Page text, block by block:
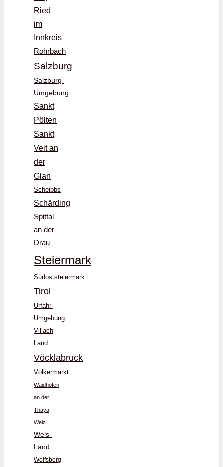
Ried
im
Innkreis
Rohrbach
Salzburg
Salzburg-
Umgebung
Sankt
Pölten
Sankt
Veit an
der
Glan
Scheibbs
Schärding
Spittal
an der
Drau
Steiermark
Südoststeiermark
Tirol
Urfahr-
Umgebung
Villach
Land
Vöcklabruck
Völkermarkt
Waidhofen
an der
Thaya
Weiz
Wels-
Land
Wolfsberg